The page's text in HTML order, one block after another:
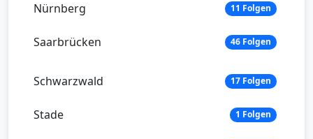
Nürnberg 11 Folgen
Saarbrücken 46 Folgen
Schwarzwald 17 Folgen
Stade 1 Folgen